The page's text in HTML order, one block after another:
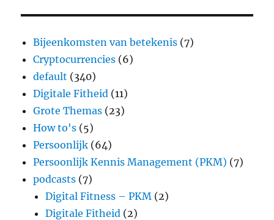
Bijeenkomsten van betekenis (7)
Cryptocurrencies (6)
default (340)
Digitale Fitheid (11)
Grote Themas (23)
How to's (5)
Persoonlijk (64)
Persoonlijk Kennis Management (PKM) (7)
podcasts (7)
Digital Fitness – PKM (2)
Digitale Fitheid (2)